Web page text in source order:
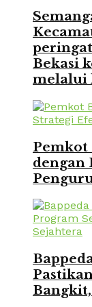
Bekasi
melalui
Pemkot
dengan